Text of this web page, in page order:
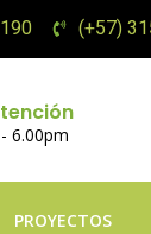
(+57)
6.00pm
PROYECTOS